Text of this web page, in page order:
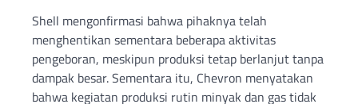
Shell mengonfirmasi bahwa pihaknya telah
menghentikan sementara beberapa aktivitas
pengeboran, meskipun produksi tetap berlanjut tanpa
dampak besar. Sementara itu, Chevron menyatakan
bahwa kegiatan produksi rutin minyak dan gas tidak